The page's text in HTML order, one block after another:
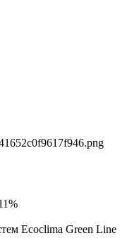
Ecoclima Green Line